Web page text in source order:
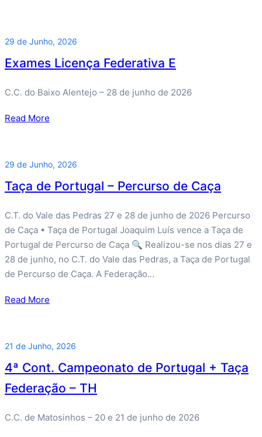
29 de Junho, 2026
Exames Licença Federativa E
C.C. do Baixo Alentejo – 28 de junho de 2026
Read More
29 de Junho, 2026
Taça de Portugal – Percurso de Caça
C.T. do Vale das Pedras 27 e 28 de junho de 2026 Percurso
de Caça • Taça de Portugal Joaquim Luís vence a Taça de
Portugal de Percurso de Caça 🔍 Realizou-se nos dias 27 e
28 de junho, no C.T. do Vale das Pedras, a Taça de Portugal
de Percurso de Caça. A Federação…
Read More
21 de Junho, 2026
4ª Cont. Campeonato de Portugal + Taça
Federação – TH
C.C. de Matosinhos – 20 e 21 de junho de 2026